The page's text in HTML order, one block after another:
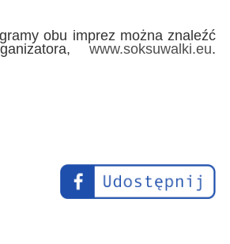
obu imprez można znaleźć
www.soksuwalki.eu.